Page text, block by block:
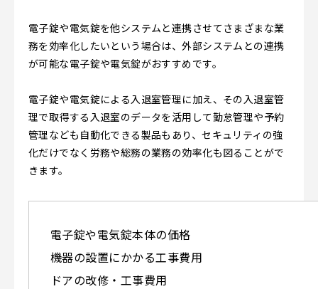
電子錠や電気錠を他システムと連携させてさまざまな業
務を効率化したいという場合は、外部システムとの連携
が可能な電子錠や電気錠がおすすめです。
電子錠や電気錠による入退室管理に加え、その入退室管
理で取得する入退室のデータを活用して勤怠管理や予約
管理なども自動化できる製品もあり、セキュリティの強
化だけでなく労務や総務の業務の効率化も図ることがで
きます。
電子錠や電気錠本体の価格
機器の設置にかかる工事費用
ドアの改修・工事費用